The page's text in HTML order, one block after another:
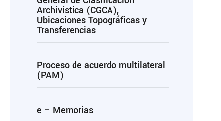
Archivística (CGCA),
Ubicaciones Topográficas y
Transferencias
Proceso de acuerdo multilateral
(PAM)
e – Memorias